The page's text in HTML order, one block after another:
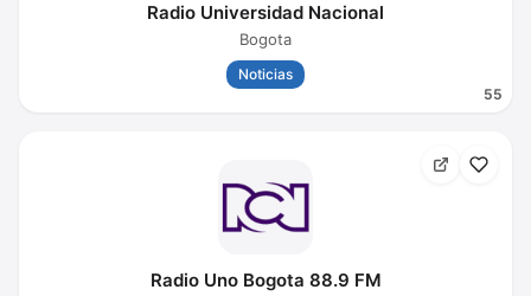
55
Radio Universidad Nacional
Bogota
Noticias
Radio Uno Bogota 88.9 FM